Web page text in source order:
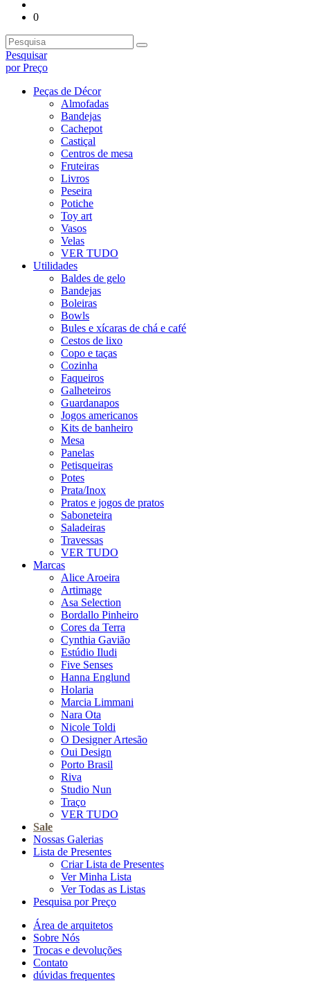
0
Pesquisar
por Preço
Peças de Décor
Almofadas
Bandejas
Cachepot
Castiçal
Centros de mesa
Fruteiras
Livros
Peseira
Potiche
Toy art
Vasos
Velas
VER TUDO
Utilidades
Baldes de gelo
Bandejas
Boleiras
Bowls
Bules e xícaras de chá e café
Cestos de lixo
Copo e taças
Cozinha
Faqueiros
Galheteiros
Guardanapos
Jogos americanos
Kits de banheiro
Mesa
Panelas
Petisqueiras
Potes
Prata/Inox
Pratos e jogos de pratos
Saboneteira
Saladeiras
Travessas
VER TUDO
Marcas
Alice Aroeira
Artimage
Asa Selection
Bordallo Pinheiro
Cores da Terra
Cynthia Gavião
Estúdio Iludi
Five Senses
Hanna Englund
Holaria
Marcia Limmani
Nara Ota
Nicole Toldi
O Designer Artesão
Oui Design
Porto Brasil
Riva
Studio Nun
Traço
VER TUDO
Sale
Nossas Galerias
Lista de Presentes
Criar Lista de Presentes
Ver Minha Lista
Ver Todas as Listas
Pesquisa por Preço
Área de arquitetos
Sobre Nós
Trocas e devoluções
Contato
dúvidas frequentes